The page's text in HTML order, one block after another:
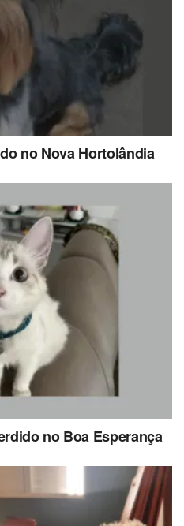
no Nova Hortolândia
no Boa Esperança